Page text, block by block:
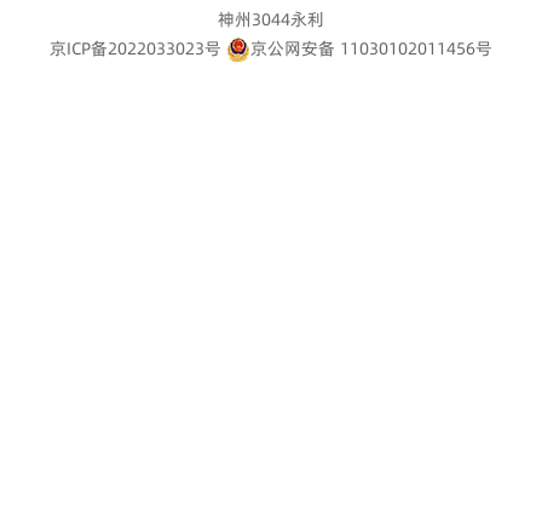
神州3044永利
京ICP备2022033023号
京公网安备 11030102011456号